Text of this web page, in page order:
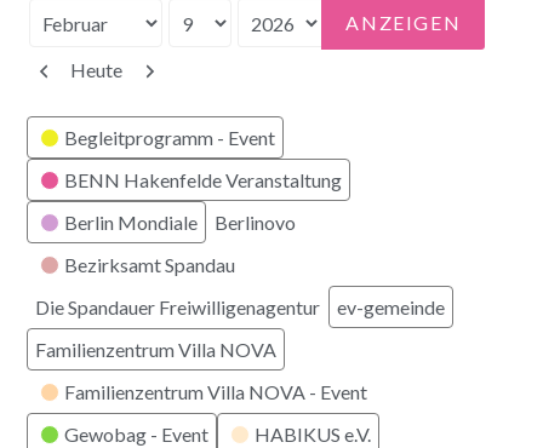
Monat
Tag
Jahr
Zurück
Heute Weiter
Kategorien
Begleitprogramm - Event
BENN Hakenfelde Veranstaltung
Berlin Mondiale
Berlinovo
Bezirksamt Spandau
Die Spandauer Freiwilligenagentur
ev-gemeinde
Familienzentrum Villa NOVA
Familienzentrum Villa NOVA - Event
Gewobag - Event
HABIKUS e.V.